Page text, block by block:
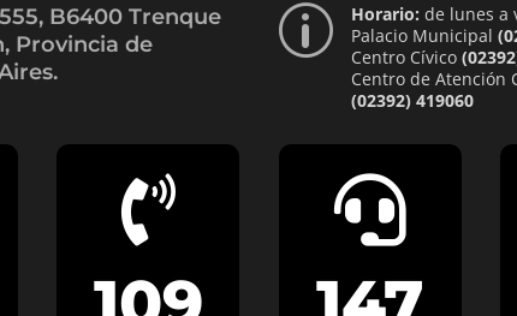
B6400 Trenque
Provincia de
p Horario: de lunes a
Palacio Municipal
Centro Cívico
Centro de Atención
(02392) 419060
 